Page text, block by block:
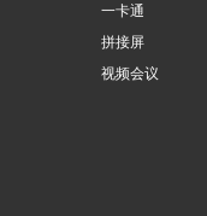
一卡通
拼接屏
视频会议